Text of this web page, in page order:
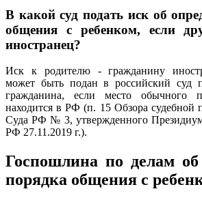
В какой суд подать иск об
общения с ребенком, если
иностранец?
Иск к родителю - гражданину
может быть подан в российский суд
гражданина, если место обычного
находится в РФ (п. 15 Обзора судебной
Суда РФ № 3, утвержденного
РФ 27.11.2019 г.).
Госпошлина по делам об
порядка общения с